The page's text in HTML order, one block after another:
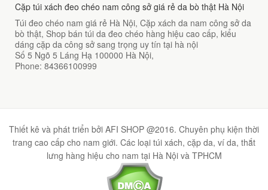
Cặp túi xách đeo chéo nam công sở giá rẻ da bò thật Hà Nội
Túi đeo chéo nam giá rẻ Hà Nội, Cặp xách da nam công sở da
bò thật, Shop bán túi da đeo chéo hàng hiệu cao cấp, kiểu
dáng cặp da công sở sang trọng uy tín tại hà nội
Số 5 Ngõ 5 Láng Hạ 100000 Hà Nội,
Phone: 84366100999
Thiết kê và phát triển bởi AFI SHOP @2016. Chuyên phụ kiện thời
trang cao cấp cho nam giới. Các loại túi xách, cặp da, ví da, thắt
lưng hàng hiệu cho nam tại Hà Nội và TPHCM